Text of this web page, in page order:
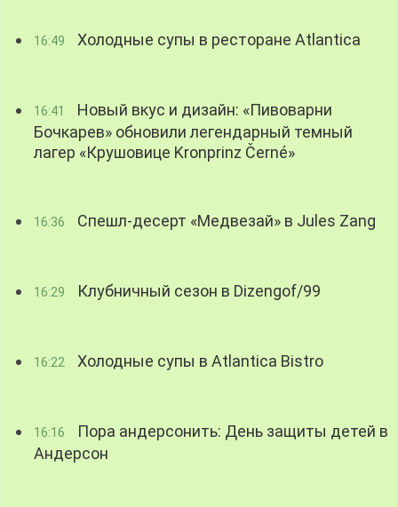
16:49 Холодные супы в ресторане Atlantica
16:41
Новый вкус и дизайн: «Пивоварни
Бочкарев» обновили легендарный темный
лагер «Крушовице Kronprinz Černé»
16:36 Спешл-десерт «Медвезай» в Jules Zang
16:29 Клубничный сезон в Dizengof/99
16:22 Холодные супы в Atlantica Bistro
16:16
Пора андерсонить: День защиты детей в
Андерсон